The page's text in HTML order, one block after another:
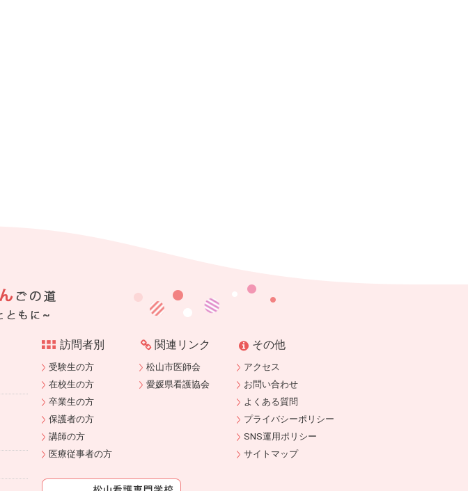
訪問者別
受験生の方
在校生の方
卒業生の方
保護者の方
講師の方
医療従事者の方
関連リンク
松山市医師会
愛媛県看護協会
その他
アクセス
お問い合わせ
よくある質問
プライバシーポリシー
SNS運用ポリシー
サイトマップ